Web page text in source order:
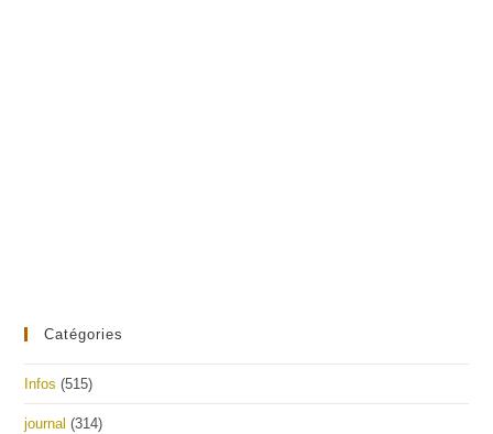
Catégories
Infos (515)
journal (314)